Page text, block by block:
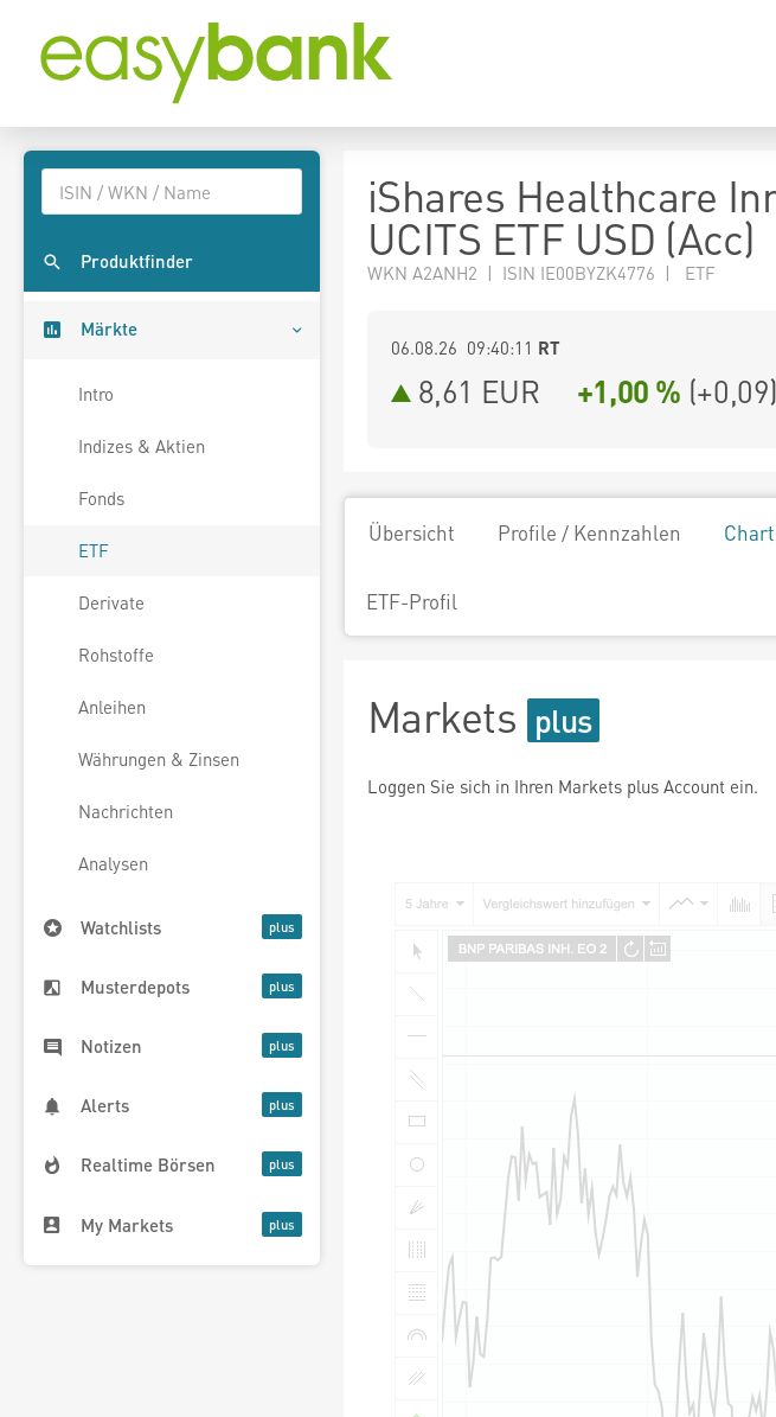
Produktfinder
Märkte
Intro
Indizes & Aktien
Fonds
ETF
Derivate
Rohstoffe
Anleihen
Währungen & Zinsen
Nachrichten
Analysen
Watchlists
Musterdepots
Notizen
Alerts
Realtime Börsen
My Markets
iShares Healthcare
UCITS ETF USD (Acc)
WKN A2ANH2 | ISIN IE00BYZK4776 | ETF
06.08.26 09:40:11 RT
8,61 EUR +1,00 % (+0,09)
Übersicht Profile / Kennzahlen
ETF-Profil
Markets
Loggen Sie sich in Ihren Markets plus Account ein.